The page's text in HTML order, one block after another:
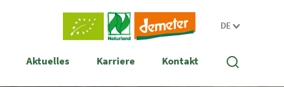
DE
Aktuelles Karriere Kontakt